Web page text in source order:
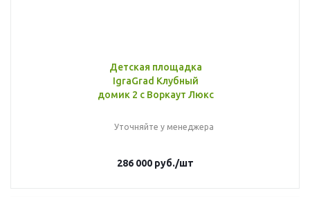
Детская площадка
IgraGrad Клубный
домик 2 с Воркаут Люкс
Уточняйте у менеджера
286 000 руб./шт